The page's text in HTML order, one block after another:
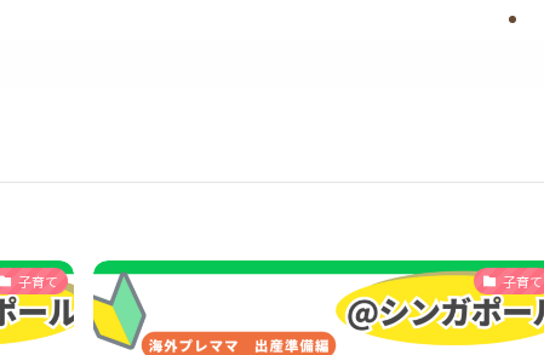
子育て 子育て